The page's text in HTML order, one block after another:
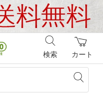
カート
検索